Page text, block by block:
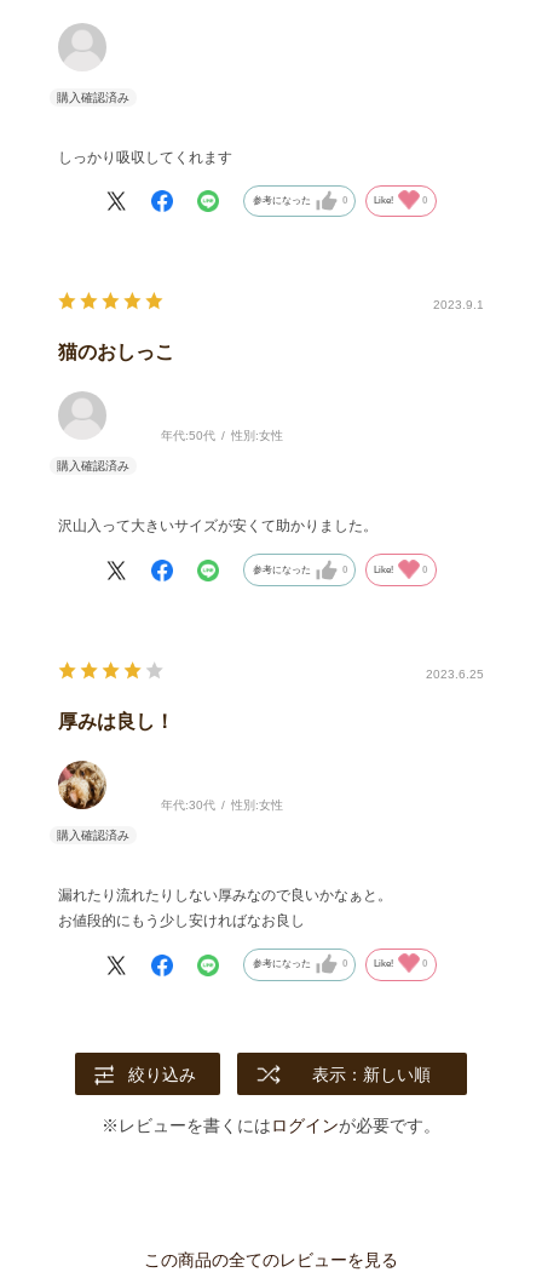
しっかり吸収してくれます
参考になった 0 Like! 0
2023.9.1
猫のおしっこ
年代:50代 性別:女性
沢山入って大きいサイズが安くて助かりました。
参考になった 0 Like! 0
2023.6.25
厚みは良し！
年代:30代 性別:女性
漏れたり流れたりしない厚みなので良いかなぁと。
お値段的にもう少し安ければなお良し
参考になった 0 Like! 0
絞り込み 表示：新しい順
※レビューを書くにはログインが必要です。
この商品の全てのレビューを見る